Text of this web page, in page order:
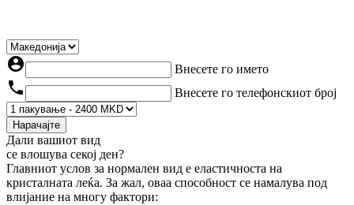
account_circle Внесете го името
phone Внесете го телефонскиот број
Нарачајте
Дали вашиот вид
се влошува секој ден?
Главниот услов за нормален вид е еластичноста на
кристалната леќа. За жал, оваа способност се намалува под
влијание на многу фактори: